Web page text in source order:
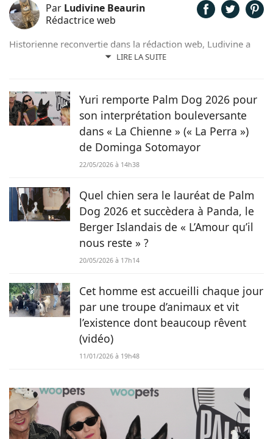
Par Ludivine Beaurin
Rédactrice web
LIRE LA SUITE
Historienne reconvertie dans la rédaction web, Ludivine a
toujours adoré l’écriture et les animaux. Maîtresse de 6
Yuri remporte Palm Dog 2026 pour
son interprétation bouleversante
dans « La Chienne » (« La Perra »)
de Dominga Sotomayor
22/05/2026 à 14h38
Quel chien sera le lauréat de Palm
Dog 2026 et succèdera à Panda, le
Berger Islandais de « L’Amour qu’il
nous reste » ?
20/05/2026 à 17h14
Cet homme est accueilli chaque jour
par une troupe d’animaux et vit
l’existence dont beaucoup rêvent
(vidéo)
11/01/2026 à 19h48